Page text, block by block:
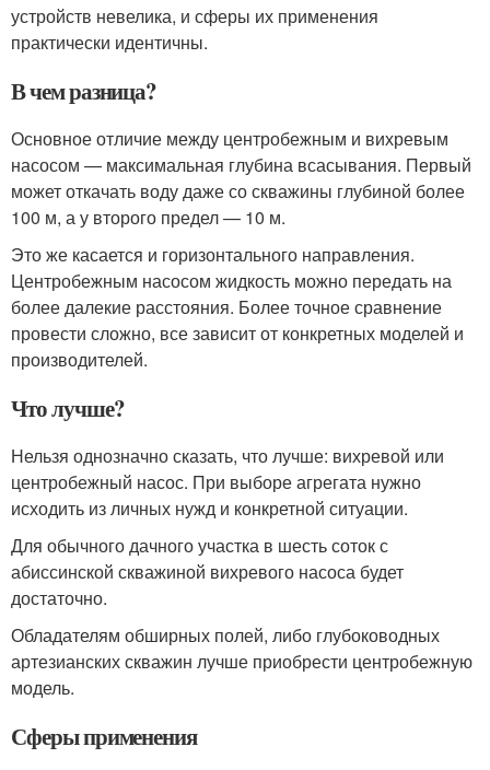
устройств невелика, и сферы их применения
практически идентичны.
В чем разница?
Основное отличие между центробежным и вихревым
насосом — максимальная глубина всасывания. Первый
может откачать воду даже со скважины глубиной более
100 м, а у второго предел — 10 м.
Это же касается и горизонтального направления.
Центробежным насосом жидкость можно передать на
более далекие расстояния. Более точное сравнение
провести сложно, все зависит от конкретных моделей и
производителей.
Что лучше?
Нельзя однозначно сказать, что лучше: вихревой или
центробежный насос. При выборе агрегата нужно
исходить из личных нужд и конкретной ситуации.
Для обычного дачного участка в шесть соток с
абиссинской скважиной вихревого насоса будет
достаточно.
Обладателям обширных полей, либо глубоководных
артезианских скважин лучше приобрести центробежную
модель.
Сферы применения